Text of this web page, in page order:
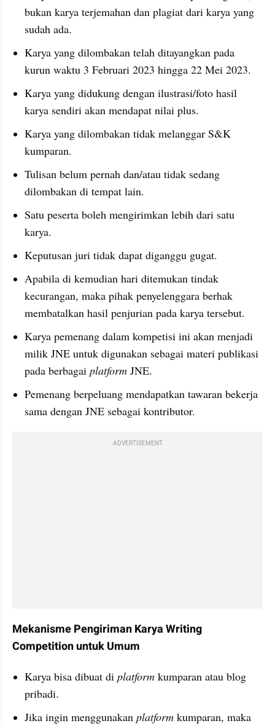
bukan karya terjemahan dan plagiat dari karya yang
sudah ada.
Karya yang dilombakan telah ditayangkan pada
kurun waktu 3 Februari 2023 hingga 22 Mei 2023.
Karya yang didukung dengan ilustrasi/foto hasil
karya sendiri akan mendapat nilai plus.
Karya yang dilombakan tidak melanggar S&K
kumparan.
Tulisan belum pernah dan/atau tidak sedang
dilombakan di tempat lain.
Satu peserta boleh mengirimkan lebih dari satu
karya.
Keputusan juri tidak dapat diganggu gugat.
Apabila di kemudian hari ditemukan tindak
kecurangan, maka pihak penyelenggara berhak
membatalkan hasil penjurian pada karya tersebut.
Karya pemenang dalam kompetisi ini akan menjadi
milik JNE untuk digunakan sebagai materi publikasi
pada berbagai platform JNE.
Pemenang berpeluang mendapatkan tawaran bekerja
sama dengan JNE sebagai kontributor.
ADVERTISEMENT
Mekanisme Pengiriman Karya Writing
Competition untuk Umum
Karya bisa dibuat di platform kumparan atau blog
pribadi.
Jika ingin menggunakan platform kumparan, maka